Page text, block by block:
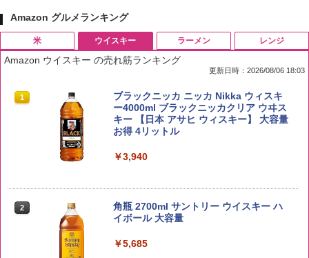
Amazon グルメランキング
米
1 by Amazon 国産ブレンド米 精米 5kg
￥2,650
野沢農産 無洗米 青い流るる コシヒカリ
5kg 長野県産 令和7年産
ウイスキー
Amazon ウイスキー の売れ筋ランキング
更新日時：2026/08/06 18:03
1
ブラックニッカ ニッカ Nikka ウィスキ
ー4000ml ブラックニッカクリア ウヰス
キー 【日本 アサヒ ウィスキー】 大容量
お得 4リットル
￥3,940
2
角瓶 2700ml サントリー ウイスキー ハ
イボール 大容量
￥5,685
ラーメン レンジ